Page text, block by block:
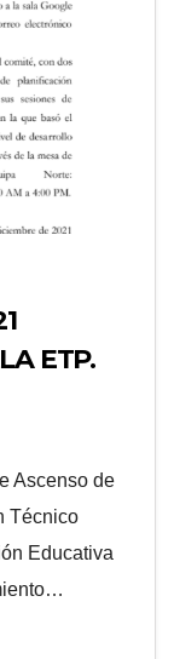
ETP.
Ascenso de
Técnico
Educativa